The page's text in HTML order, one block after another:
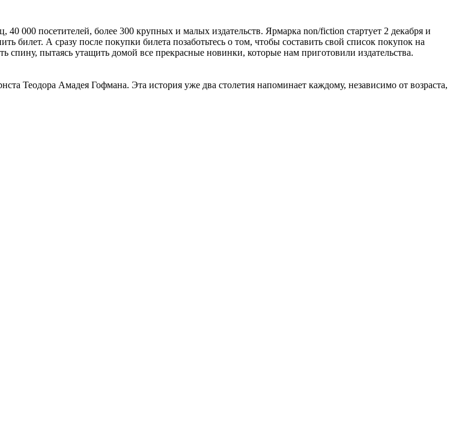
000 посетителей, более 300 крупных и малых издательств. Ярмарка non/fiction стартует 2 декабря и
билет. А сразу после покупки билета позаботьтесь о том, чтобы составить свой список покупок на
спину, пытаясь утащить домой все прекрасные новинки, которые нам приготовили издательства.
Теодора Амадея Гофмана. Эта история уже два столетия напоминает каждому, независимо от возраста,